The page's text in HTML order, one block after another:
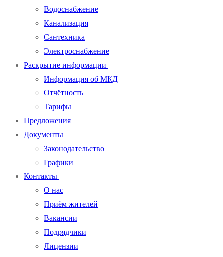
Водоснабжение
Канализация
Сантехника
Электроснабжение
Раскрытие информации
Информация об МКД
Отчётность
Тарифы
Предложения
Документы
Законодательство
Графики
Контакты
О нас
Приём жителей
Вакансии
Подрядчики
Лицензии